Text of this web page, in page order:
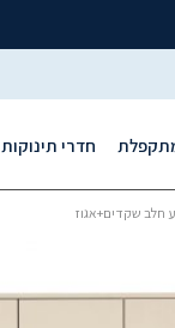
חדרי תינוקות
חלב שקדים+אגוז